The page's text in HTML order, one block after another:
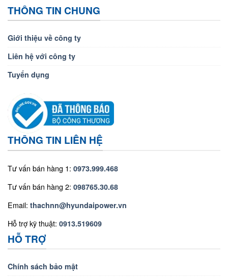
THÔNG TIN CHUNG
Giới thiệu về công ty
Liên hệ với công ty
Tuyển dụng
THÔNG TIN LIÊN HỆ
Tư vấn bán hàng 1: 0973.999.468
Tư vấn bán hàng 2: 098765.30.68
Email: thachnn@hyundaipower.vn
Hỗ trợ kỹ thuật: 0913.519609
HỖ TRỢ
Chính sách bảo mật